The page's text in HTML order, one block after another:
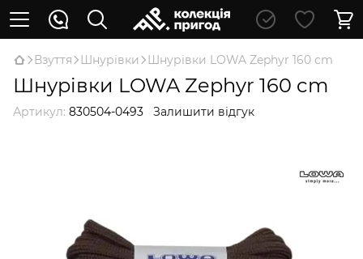
Взуття Шнурівки Шнурівки LOWA Zephyr 160 cm
Шнурівки LOWA Zephyr 160 cm
Артикул: 830504-0493 Залишити відгук